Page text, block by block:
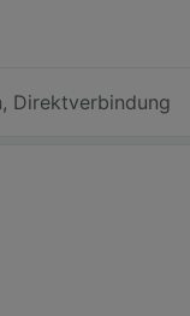
, Direktverbindung